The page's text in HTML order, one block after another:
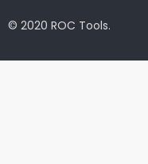
© 2020 ROC Tools.